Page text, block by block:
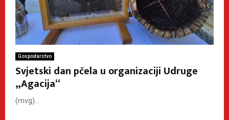
Gospodarstvo
Svjetski dan pčela u organizaciji Udruge
„Agacija“
(mvg)...